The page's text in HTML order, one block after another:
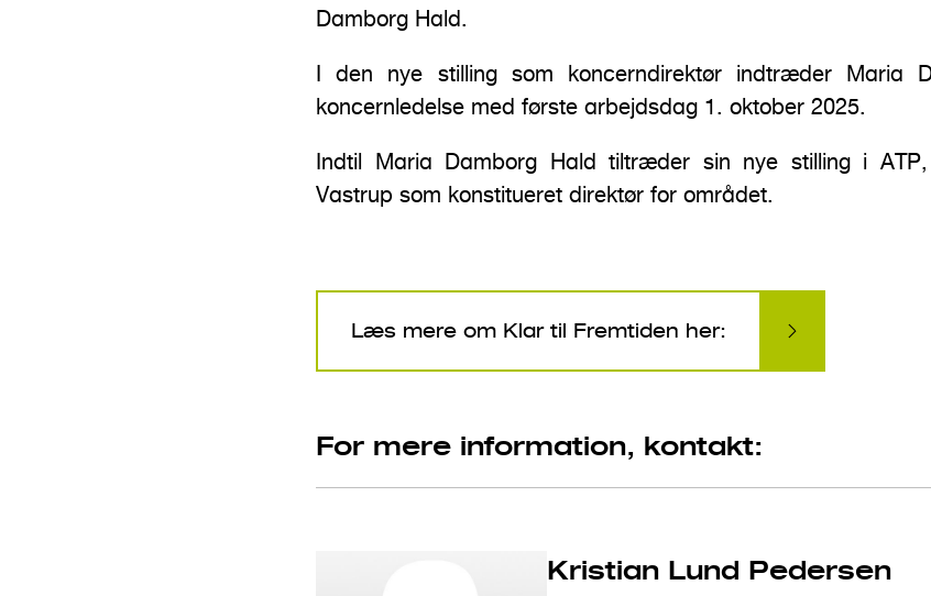
Damborg Hald.
I den nye stilling som koncerndirektør indtræder Maria
koncernledelse med første arbejdsdag 1. oktober 2025.
Indtil Maria Damborg Hald tiltræder sin nye stilling i ATP,
Vastrup som konstitueret direktør for området.
Læs mere om Klar til Fremtiden her:
For mere information, kontakt:
Kristian Lund Pedersen